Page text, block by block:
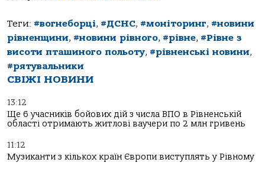
Теги: #вогнеборці, #ДСНС, #моніторинг, #новини
рівненщини, #новини рівного, #рівне, #Рівне з
висоти пташиного польоту, #рівненські новини,
#рятувальники
СВІЖІ НОВИНИ
13:12
Ще 6 учасників бойових дій з числа ВПО в Рівненській
області отримають житлові ваучери по 2 млн гривень
11:12
Музиканти з кількох країн Європи виступлять у Рівному